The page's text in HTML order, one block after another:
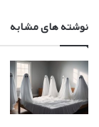
نوشته های مشابه